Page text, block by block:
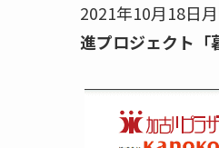
2021年10月18日
進プロジェクト「